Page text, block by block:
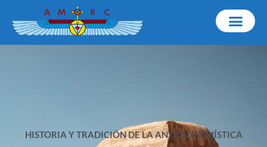
contenido
HISTORIA Y TRADICIÓN DE LA ANTIGUA Y MÍSTICA